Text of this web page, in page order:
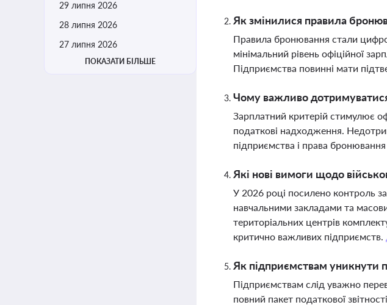
29 липня 2026
28 липня 2026
27 липня 2026
ПОКАЗАТИ БІЛЬШЕ
Як змінилися правила
Правила бронювання стали
мінімальний рівень офіційної
Підприємства повинні мати
Чому важливо
Зарплатний критерій стимулює
податкові надходження.
підприємства і права
Які нові вимоги щодо
У 2026 році посилено контроль
навчальними закладами та
територіальних центрів
критично важливих підприємств.
Як підприємствам уникнути
Підприємствам слід уважно
повний пакет податкової